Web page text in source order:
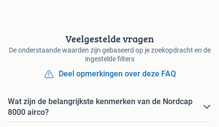
Veelgestelde vragen
De onderstaande waarden zijn gebaseerd op je zoekopdracht en de
ingestelde filters
Deel opmerkingen over deze FAQ
Wat zijn de belangrijkste kenmerken van de Nordcap
8000 airco?